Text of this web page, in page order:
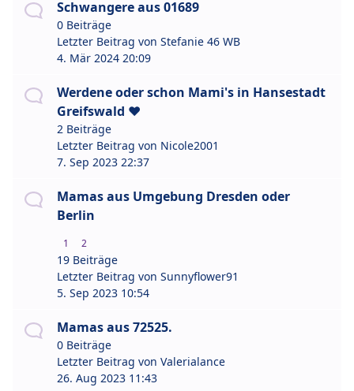
Schwangere aus 01689
0 Beiträge
Letzter Beitrag von Stefanie 46 WB
4. Mär 2024 20:09
Werdene oder schon Mami's in Hansestadt
Greifswald ❤️
2 Beiträge
Letzter Beitrag von Nicole2001
7. Sep 2023 22:37
Mamas aus Umgebung Dresden oder
Berlin
1 2
19 Beiträge
Letzter Beitrag von Sunnyflower91
5. Sep 2023 10:54
Mamas aus 72525.
0 Beiträge
Letzter Beitrag von Valerialance
26. Aug 2023 11:43